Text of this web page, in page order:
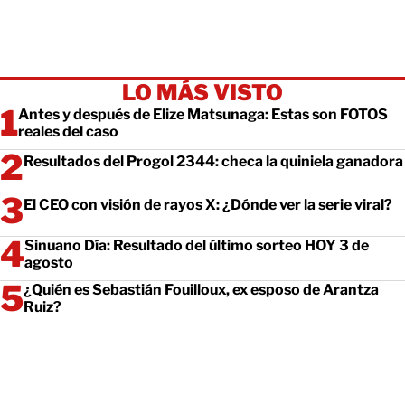
LO MÁS VISTO
Antes y después de Elize Matsunaga: Estas son FOTOS
reales del caso
Resultados del Progol 2344: checa la quiniela ganadora
El CEO con visión de rayos X: ¿Dónde ver la serie viral?
Sinuano Día: Resultado del último sorteo HOY 3 de
agosto
¿Quién es Sebastián Fouilloux, ex esposo de Arantza
Ruiz?